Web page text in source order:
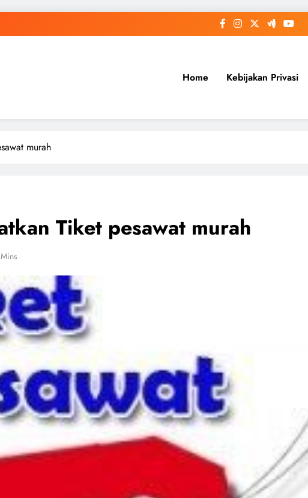
Home Kebijakan Privasi
murah
Tiket pesawat murah